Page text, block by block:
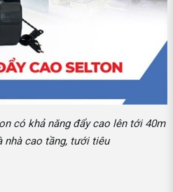
có khả năng đẩy cao lên tới 40m
nhà cao tầng, tưới tiêu